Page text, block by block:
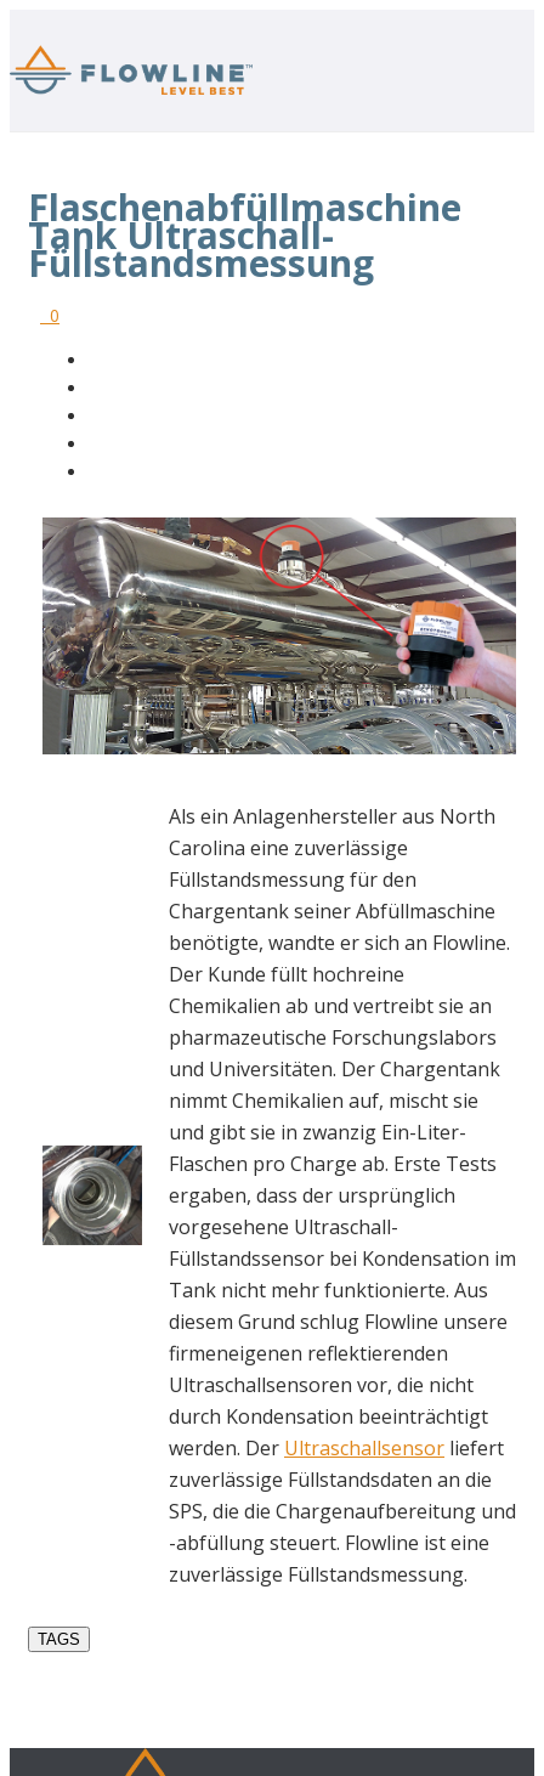
Flaschenabfüllmaschine
Tank Ultraschall-
Füllstandsmessung
0
Als ein Anlagenhersteller aus North
Carolina eine zuverlässige
Füllstandsmessung für den
Chargentank seiner Abfüllmaschine
benötigte, wandte er sich an Flowline.
Der Kunde füllt hochreine
Chemikalien ab und vertreibt sie an
pharmazeutische Forschungslabors
und Universitäten. Der Chargentank
nimmt Chemikalien auf, mischt sie
und gibt sie in zwanzig Ein-Liter-
Flaschen pro Charge ab. Erste Tests
ergaben, dass der ursprünglich
vorgesehene Ultraschall-
Füllstandssensor bei Kondensation im
Tank nicht mehr funktionierte. Aus
diesem Grund schlug Flowline unsere
firmeneigenen reflektierenden
Ultraschallsensoren vor, die nicht
durch Kondensation beeinträchtigt
werden. Der Ultraschallsensor liefert
zuverlässige Füllstandsdaten an die
SPS, die die Chargenaufbereitung und
-abfüllung steuert. Flowline ist eine
zuverlässige Füllstandsmessung.
TAGS